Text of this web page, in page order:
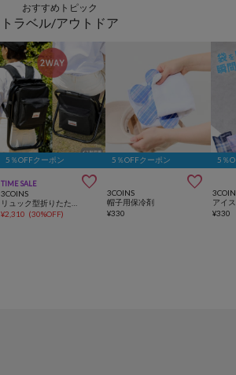
おすすめトピック
トラベル/アウトドア
5％OFFクーポン
TIME SALE 
3COINS
¥2,310 (30%OFF)
5％OFFクーポン

3COINS
帽子用保冷剤
¥330
5％
¥330